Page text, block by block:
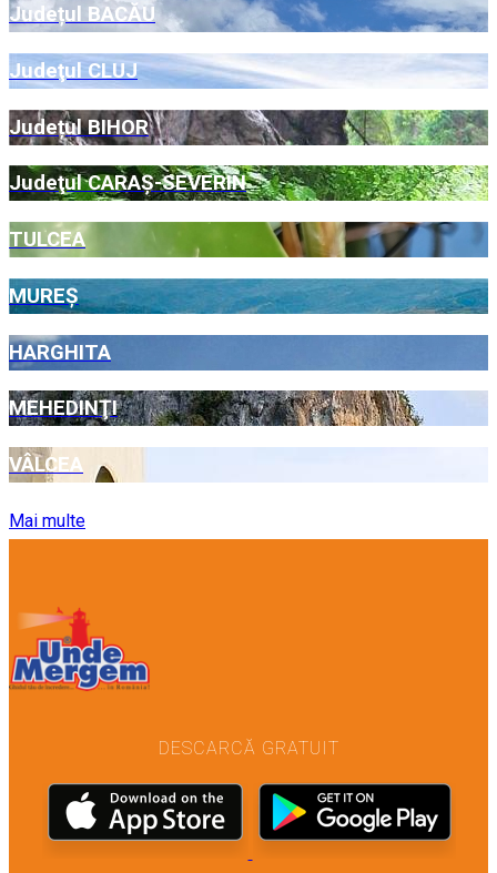
Județul BACĂU
Judeţul CLUJ
Județul BIHOR
Judeţul CARAŞ-SEVERIN
TULCEA
MUREŞ
HARGHITA
MEHEDINŢI
VÂLCEA
Mai multe
DESCARCĂ GRATUIT